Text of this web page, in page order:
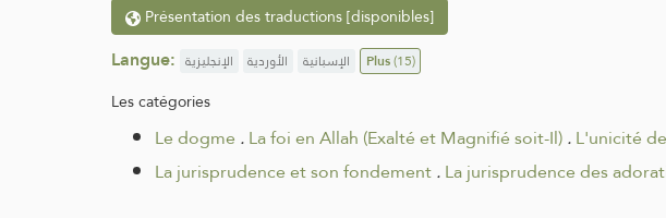
Présentation des traductions [disponibles]
Langue: الإنجليزية الأوردية الإسبانية Plus(15)
Les catégories
Le dogme .La foi en Allah (Exalté et Magnifié soit-Il).L'unicité
La jurisprudence et son fondement.La jurisprudence des